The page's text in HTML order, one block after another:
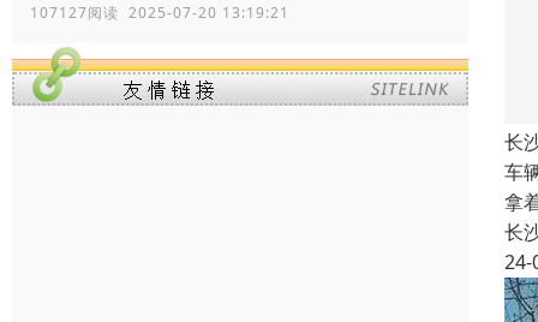
107127阅读 2025-07-20 13:19:21
长
车
拿
长
24-